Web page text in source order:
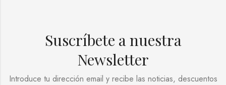
Suscríbete a nuestra
Newsletter
Introduce tu dirección email y recibe las noticias, descuentos